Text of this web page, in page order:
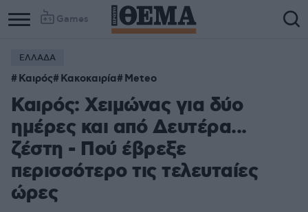
Games
ΕΛΛΑΔΑ
Καιρός Κακοκαιρία Meteo
Καιρός: Χειμώνας για δύο
ημέρες και από Δευτέρα...
ζέστη - Πού έβρεξε
περισσότερο τις τελευταίες
ώρες